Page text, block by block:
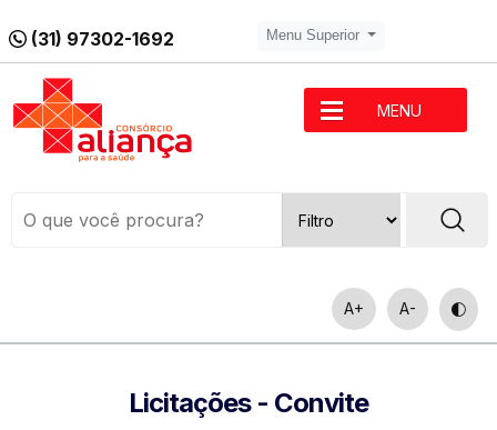
(31) 97302-1692 Menu Superior
MENU
A+ A-
Licitações - Convite